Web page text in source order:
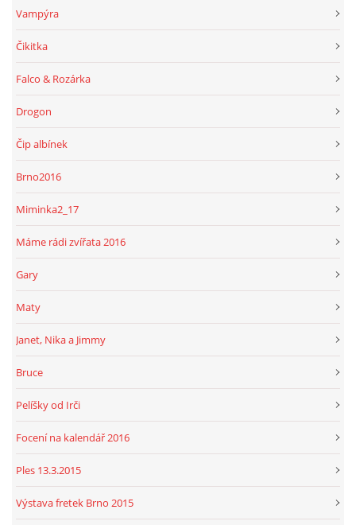
Vampýra
Čikitka
Falco & Rozárka
Drogon
Čip albínek
Brno2016
Miminka2_17
Máme rádi zvířata 2016
Gary
Maty
Janet, Nika a Jimmy
Bruce
Pelíšky od Irči
Focení na kalendář 2016
Ples 13.3.2015
Výstava fretek Brno 2015